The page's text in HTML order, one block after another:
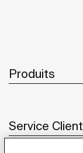
Produits
Service Client